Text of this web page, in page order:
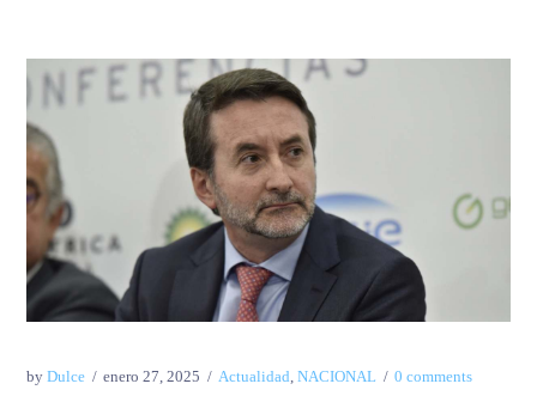
byDulce enero 27, 2025 Actualidad ,NACIONAL 0 comments